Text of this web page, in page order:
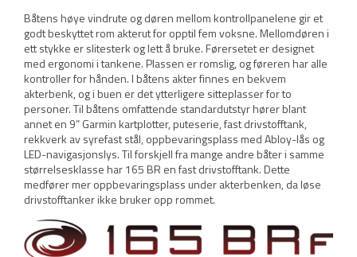
Båtens høye vindrute og døren mellom kontrollpanelene gir et
godt beskyttet rom akterut for opptil fem voksne. Mellomdøren i
ett stykke er slitesterk og lett å bruke. Førersetet er designet
med ergonomi i tankene. Plassen er romslig, og føreren har alle
kontroller for hånden. I båtens akter finnes en bekvem
akterbenk, og i buen er det ytterligere sitteplasser for to
personer. Til båtens omfattende standardutstyr hører blant
annet en 9” Garmin kartplotter, puteserie, fast drivstofftank,
rekkverk av syrefast stål, oppbevaringsplass med Abloy-lås og
LED-navigasjonslys. Til forskjell fra mange andre båter i samme
størrelsesklasse har 165 BR en fast drivstofftank. Dette
medfører mer oppbevaringsplass under akterbenken, da løse
drivstofftanker ikke bruker opp rommet.